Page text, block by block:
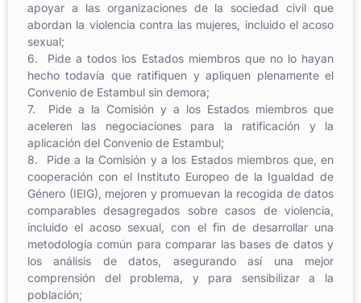
apoyar a las organizaciones de la sociedad civil que
abordan la violencia contra las mujeres, incluido el acoso
sexual;
6. Pide a todos los Estados miembros que no lo hayan
hecho todavía que ratifiquen y apliquen plenamente el
Convenio de Estambul sin demora;
7. Pide a la Comisión y a los Estados miembros que
aceleren las negociaciones para la ratificación y la
aplicación del Convenio de Estambul;
8. Pide a la Comisión y a los Estados miembros que, en
cooperación con el Instituto Europeo de la Igualdad de
Género (IEIG), mejoren y promuevan la recogida de datos
comparables desagregados sobre casos de violencia,
incluido el acoso sexual, con el fin de desarrollar una
metodología común para comparar las bases de datos y
los análisis de datos, asegurando así una mejor
comprensión del problema, y para sensibilizar a la
población;